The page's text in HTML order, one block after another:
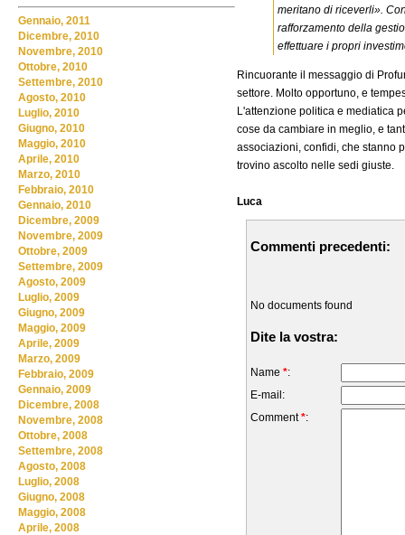
meritano di riceverli».
rafforzamento della
effettuare i propri
Rincuorante il messaggio di
settore. Molto opportuno, e
L'attenzione politica e mediatica
cose da cambiare in meglio, e
associazioni, confidi, che stanno
trovino ascolto nelle sedi giuste.
Luca
Commenti precedenti:
No documents found
Dite la vostra:
Name *:
E-mail:
Comment*:
Gennaio, 2011
Dicembre, 2010
Novembre, 2010
Ottobre, 2010
Settembre, 2010
Agosto, 2010
Luglio, 2010
Giugno, 2010
Maggio, 2010
Aprile, 2010
Marzo, 2010
Febbraio, 2010
Gennaio, 2010
Dicembre, 2009
Novembre, 2009
Ottobre, 2009
Settembre, 2009
Agosto, 2009
Luglio, 2009
Giugno, 2009
Maggio, 2009
Aprile, 2009
Marzo, 2009
Febbraio, 2009
Gennaio, 2009
Dicembre, 2008
Novembre, 2008
Ottobre, 2008
Settembre, 2008
Agosto, 2008
Luglio, 2008
Giugno, 2008
Maggio, 2008
Aprile, 2008